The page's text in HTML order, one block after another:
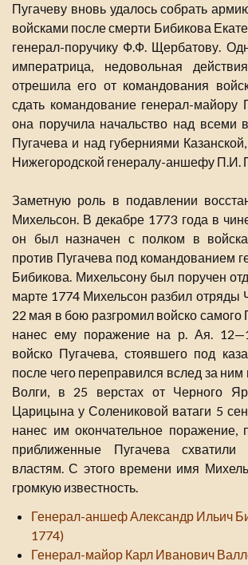
Пугачеву вновь удалось собрать
войсками после смерти Бибикова
генерал-поручику Ф.Ф. Щербатову.
императрица, недовольная
отрешила его от командования
сдать командование генерал-майору
она поручила начальство над всеми
Пугачева и над губерниями
Нижегородской генералу-аншефу П.И.
Заметную роль в подавлении
Михельсон. В декабре 1773 года в
он был назначен с полком в
против Пугачева под командованием
Бибикова. Михельсону был поручен
марте 1774 Михельсон разбил отряды
22 мая в бою разгромил войско самого
нанес ему поражение на р. Ая.
войско Пугачева, стоявшего под
после чего переправился вслед за
Волги, в 25 верстах от Черного
Царицына у Солениковой ватаги 5
нанес им окончательное поражение,
приближенные Пугачева
властям. С этого времени имя
громкую известность.
Генерал-аншеф Александр Ильич
1774)
Генерал-майор Карл Иванович